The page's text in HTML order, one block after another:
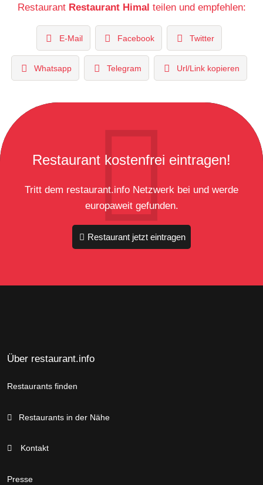
Restaurant Restaurant Himal teilen und empfehlen:
E-Mail Facebook Twitter
Whatsapp Telegram Url/Link kopieren
Restaurant kostenfrei eintragen!
Tritt dem restaurant.info Netzwerk bei und werde
europaweit gefunden.
Restaurant jetzt eintragen
Über restaurant.info
Restaurants finden
Restaurants in der Nähe
Kontakt
Presse